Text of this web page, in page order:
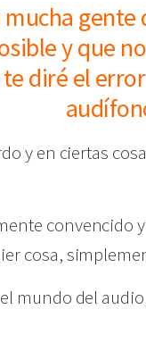
mucha
y que
diré el
y en ciertas
convencido
cosa,
mundo del